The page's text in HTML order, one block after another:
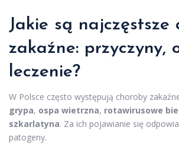
Jakie są najczęstsze
zakaźne: przyczyny,
leczenie?
W Polsce często występują choroby
grypa, ospa wietrzna, rotawirusowe
szkarlatyna. Za ich pojawianie się
patogeny.